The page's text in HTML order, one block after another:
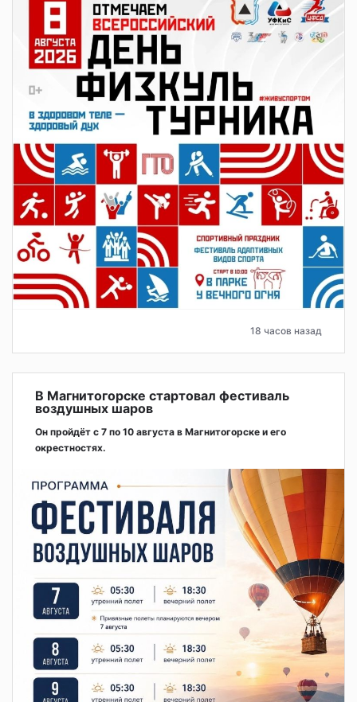
18 часов назад
В Магнитогорске стартовал фестиваль
воздушных шаров
Он пройдёт с 7 по 10 августа в Магнитогорске и его
окрестностях.